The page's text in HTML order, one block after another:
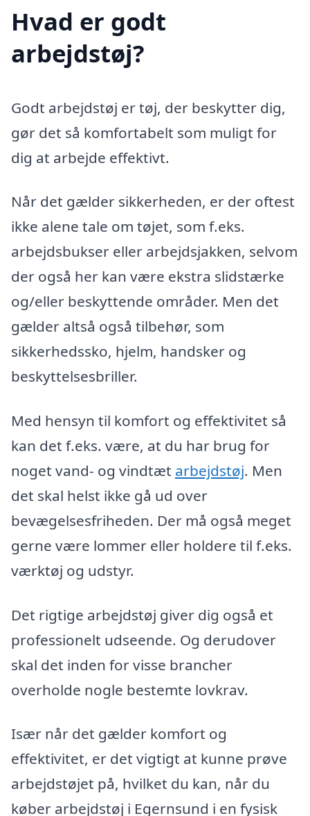
Hvad er godt
arbejdstøj?
Godt arbejdstøj er tøj, der beskytter dig,
gør det så komfortabelt som muligt for
dig at arbejde effektivt.
Når det gælder sikkerheden, er der oftest
ikke alene tale om tøjet, som f.eks.
arbejdsbukser eller arbejdsjakken, selvom
der også her kan være ekstra slidstærke
og/eller beskyttende områder. Men det
gælder altså også tilbehør, som
sikkerhedssko, hjelm, handsker og
beskyttelsesbriller.
Med hensyn til komfort og effektivitet så
kan det f.eks. være, at du har brug for
noget vand- og vindtæt arbejdstøj. Men
det skal helst ikke gå ud over
bevægelsesfriheden. Der må også meget
gerne være lommer eller holdere til f.eks.
værktøj og udstyr.
Det rigtige arbejdstøj giver dig også et
professionelt udseende. Og derudover
skal det inden for visse brancher
overholde nogle bestemte lovkrav.
Især når det gælder komfort og
effektivitet, er det vigtigt at kunne prøve
arbejdstøjet på, hvilket du kan, når du
køber arbejdstøj i Egernsund i en fysisk